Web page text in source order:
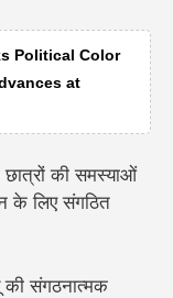
Political Color
at
की समस्याओं
के लिए संगठित
की संगठनात्मक